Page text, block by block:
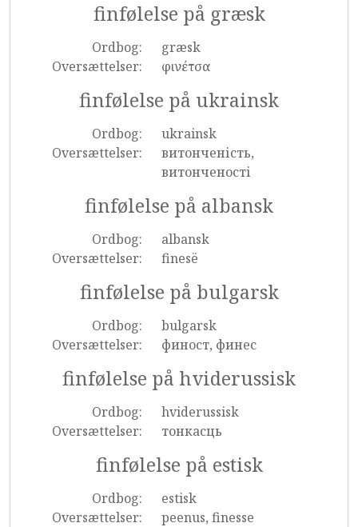
finfølelse på græsk
Ordbog:
græsk
Oversættelser:
φινέτσα
finfølelse på ukrainsk
Ordbog:
ukrainsk
Oversættelser:
витонченість,
витонченості
finfølelse på albansk
Ordbog:
albansk
Oversættelser:
finesë
finfølelse på bulgarsk
Ordbog:
bulgarsk
Oversættelser:
финост, финес
finfølelse på hviderussisk
Ordbog:
hviderussisk
Oversættelser:
тонкасць
finfølelse på estisk
Ordbog:
estisk
Oversættelser:
peenus, finesse